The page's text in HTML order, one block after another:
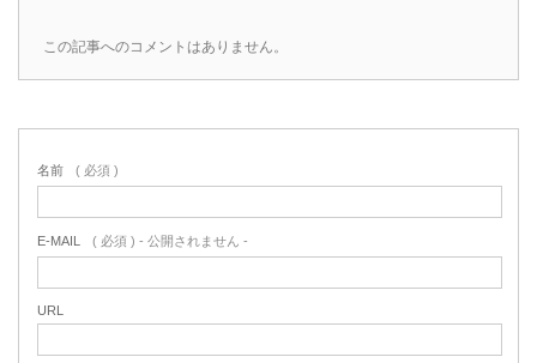
この記事へのコメントはありません。
名前 ( 必須 )
E-MAIL ( 必須 ) - 公開されません -
URL